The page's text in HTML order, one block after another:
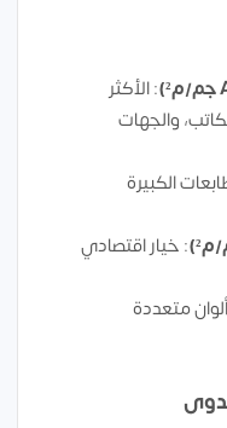
: الأكثر
والجهات
الكبيرة
: خيار اقتصادي
متعددة